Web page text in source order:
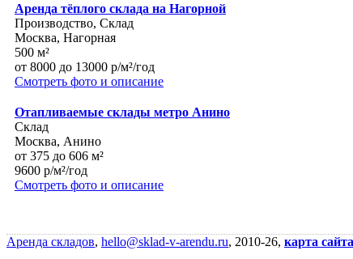
Аренда тёплого склада на Нагорной
Производство, Склад
Москва, Нагорная
500 м²
от 8000 до 13000 р/м²/год
Смотреть фото и описание
Отапливаемые склады метро Анино
Склад
Москва, Анино
от 375 до 606 м²
9600 р/м²/год
Смотреть фото и описание
Аренда складов, hello@sklad-v-arendu.ru, 2010-26, карта сайта